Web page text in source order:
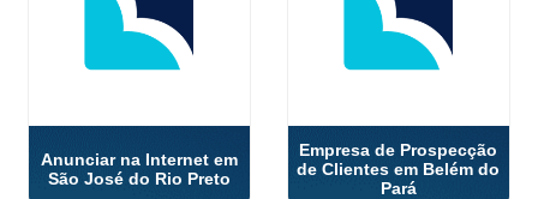
Anunciar na Internet em
São José do Rio Preto
Empresa de Prospecção
de Clientes em Belém do
Pará